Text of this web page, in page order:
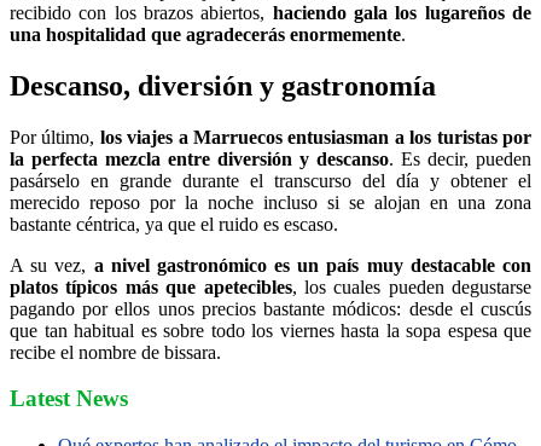
recibido con los brazos abiertos, haciendo gala los lugareños de
una hospitalidad que agradecerás enormemente.
Descanso, diversión y gastronomía
Por último, los viajes a Marruecos entusiasman a los turistas por
la perfecta mezcla entre diversión y descanso. Es decir, pueden
pasárselo en grande durante el transcurso del día y obtener el
merecido reposo por la noche incluso si se alojan en una zona
bastante céntrica, ya que el ruido es escaso.
A su vez, a nivel gastronómico es un país muy destacable con
platos típicos más que apetecibles, los cuales pueden degustarse
pagando por ellos unos precios bastante módicos: desde el cuscús
que tan habitual es sobre todo los viernes hasta la sopa espesa que
recibe el nombre de bissara.
Latest News